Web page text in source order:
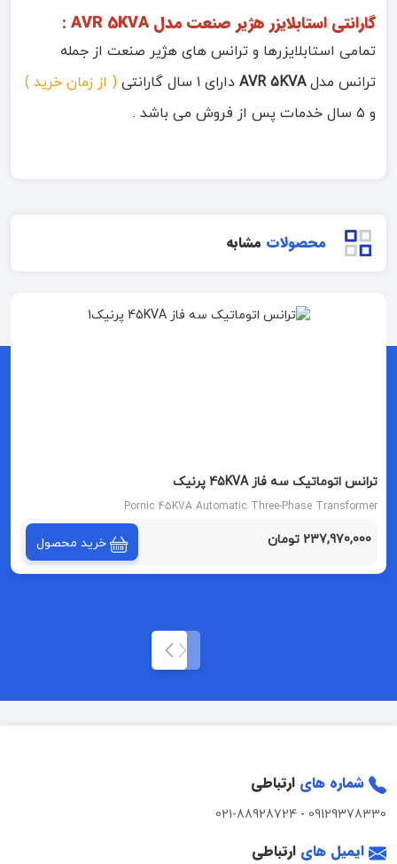
گارانتی استابلایزر هژیر صنعت مدل AVR 5KVA :
تمامی استابلایزرها و ترانس های هژیر صنعت از جمله
ترانس مدلAVR 5KVA دارای ۱ سال گارانتی
( از زمان خرید )
و ۵ سال خدمات پس از فروش می باشد .
محصولات مشابه
ترانس اتوماتیک سه فاز 45KVA پرنیک
Pornic 45KVA Automatic Three-Phase Transformer
237,970,000 تومان خرید محصول
شماره های ارتباطی
09129378330
-
021-88928724
ایمیل های ارتباطی